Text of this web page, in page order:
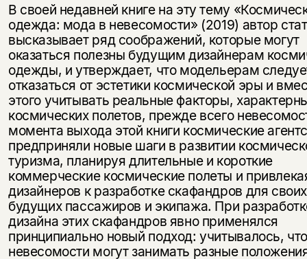
В своей недавней книге на эту тему
одежда: мода в невесомости» (2019) автор
высказывает ряд соображений, которые могут
оказаться полезны будущим дизайнерам
одежды, и утверждает, что модельерам
отказаться от эстетики космической эры и
этого учитывать реальные факторы,
космических полетов, прежде всего
момента выхода этой книги космические
предприняли новые шаги в развитии
туризма, планируя длительные и короткие
коммерческие космические полеты и
дизайнеров к разработке скафандров для своих
будущих пассажиров и экипажа. При
дизайна этих скафандров явно применялся
принципиально новый подход: учитывалось,
невесомости могут занимать разные